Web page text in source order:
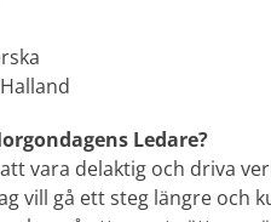
Ledare?
vara delaktig och driva
vill gå ett steg längre och